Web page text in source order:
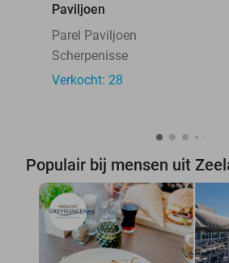
Paviljoen
Parel Paviljoen
Scherpenisse
Verkocht: 28
Populair bij mensen uit